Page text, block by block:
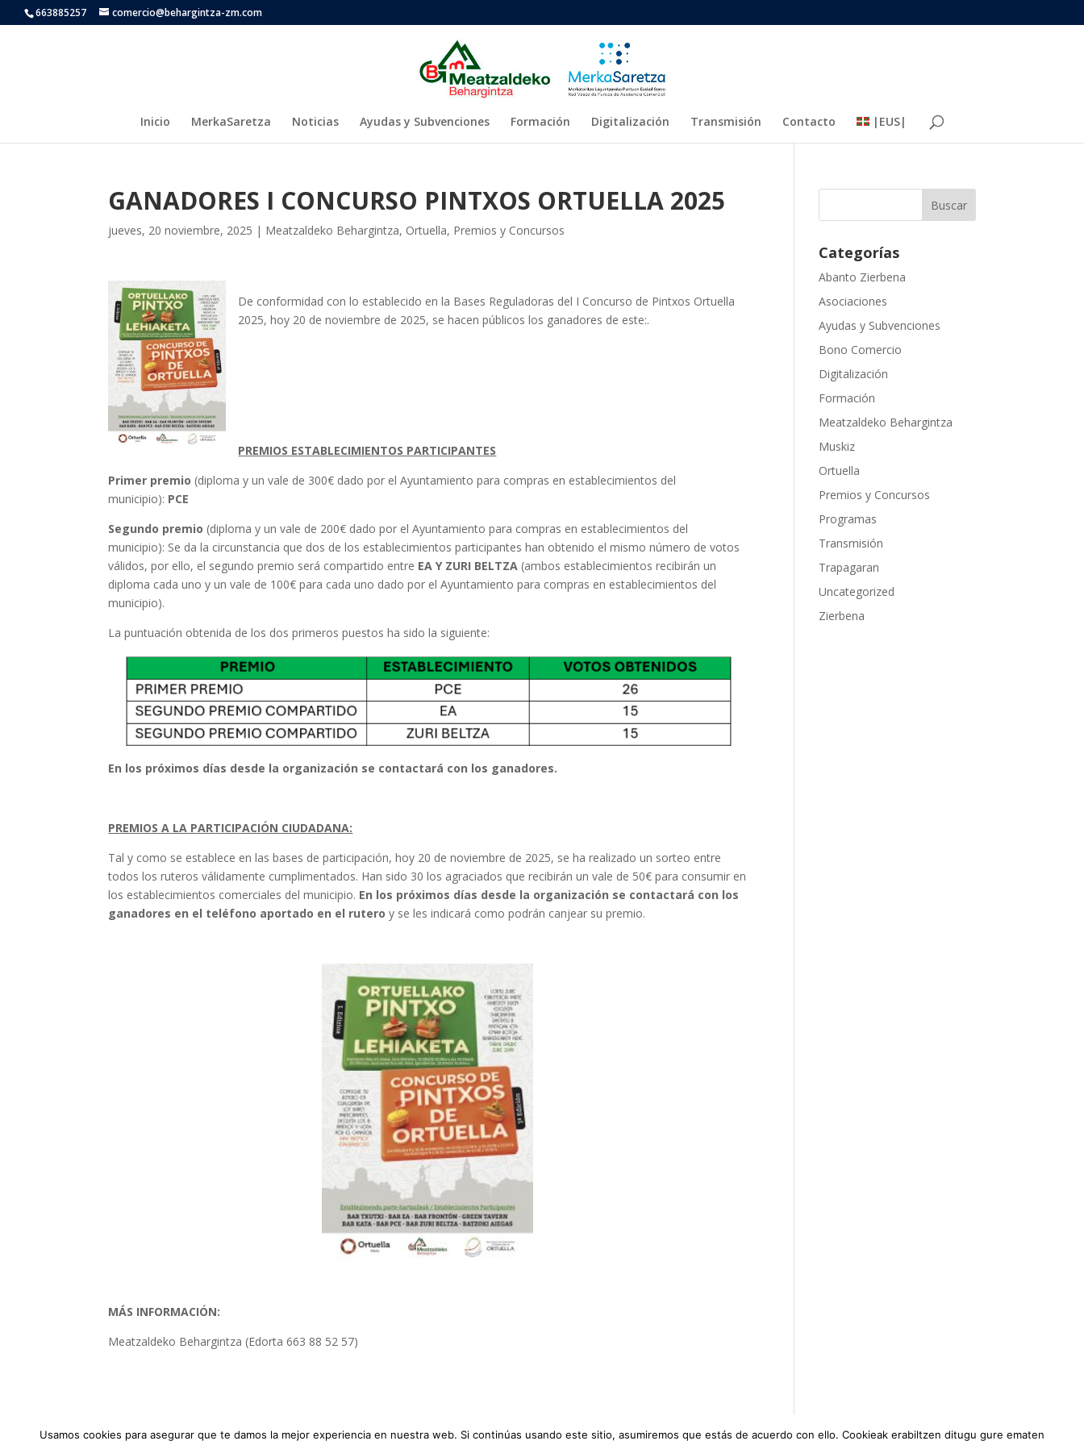
663885257 comercio@behargintza-zm.com
Inicio MerkaSaretza Noticias Ayudas y Subvenciones Formación Digitalización Transmisión Contacto |EUS|
GANADORES I CONCURSO PINTXOS ORTUELLA 2025
jueves, 20 noviembre, 2025 | Meatzaldeko Behargintza, Ortuella, Premios y Concursos
De conformidad con lo establecido en la Bases Reguladoras del I Concurso de Pintxos Ortuella
2025, hoy 20 de noviembre de 2025, se hacen públicos los ganadores de este:.
PREMIOS ESTABLECIMIENTOS PARTICIPANTES
Primer premio (diploma y un vale de 300€ dado por el Ayuntamiento para compras en establecimientos del
municipio): PCE
Segundo premio (diploma y un vale de 200€ dado por el Ayuntamiento para compras en establecimientos del
municipio): Se da la circunstancia que dos de los establecimientos participantes han obtenido el mismo número de votos
válidos, por ello, el segundo premio será compartido entre EA Y ZURI BELTZA (ambos establecimientos recibirán un
diploma cada uno y un vale de 100€ para cada uno dado por el Ayuntamiento para compras en establecimientos del
municipio).
La puntuación obtenida de los dos primeros puestos ha sido la siguiente:
En los próximos días desde la organización se contactará con los ganadores.
PREMIOS A LA PARTICIPACIÓN CIUDADANA:
Tal y como se establece en las bases de participación, hoy 20 de noviembre de 2025, se ha realizado un sorteo entre
todos los ruteros válidamente cumplimentados. Han sido 30 los agraciados que recibirán un vale de 50€ para consumir en
los establecimientos comerciales del municipio. En los próximos días desde la organización se contactará con los
ganadores en el teléfono aportado en el ruteroy se les indicará como podrán canjear su premio.
MÁS INFORMACIÓN:
Meatzaldeko Behargintza (Edorta 663 88 52 57)
Categorías
Abanto Zierbena
Asociaciones
Ayudas y Subvenciones
Bono Comercio
Digitalización
Formación
Meatzaldeko Behargintza
Muskiz
Ortuella
Premios y Concursos
Programas
Transmisión
Trapagaran
Uncategorized
Zierbena
Usamos cookies para asegurar que te damos la mejor experiencia en nuestra web. Si continúas usando este sitio, asumiremos que estás de acuerdo con ello. Cookieak erabiltzen ditugu gure ematen